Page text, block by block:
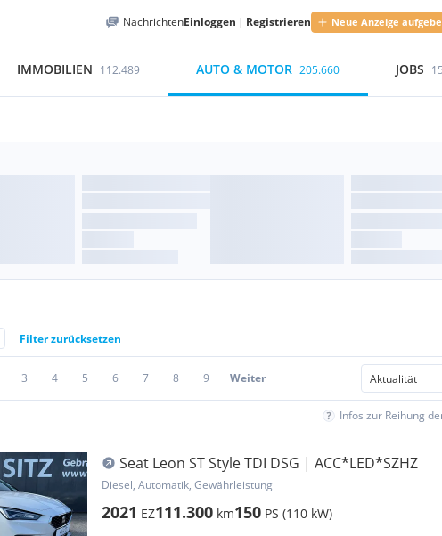
NachrichtenEinloggen | Registrieren Neue Anzeige
IMMOBILIEN 112.489 AUTO & MOTOR 205.660 JOBS
Filter zurücksetzen
3 4 5 6 7 8 9 Weiter
Infos zur Reihung
Seat Leon ST Style TDI DSG | ACC*LED*SZHZ
Diesel, Automatik, Gewährleistung
2021 EZ111.300 km150 PS (110 kW)